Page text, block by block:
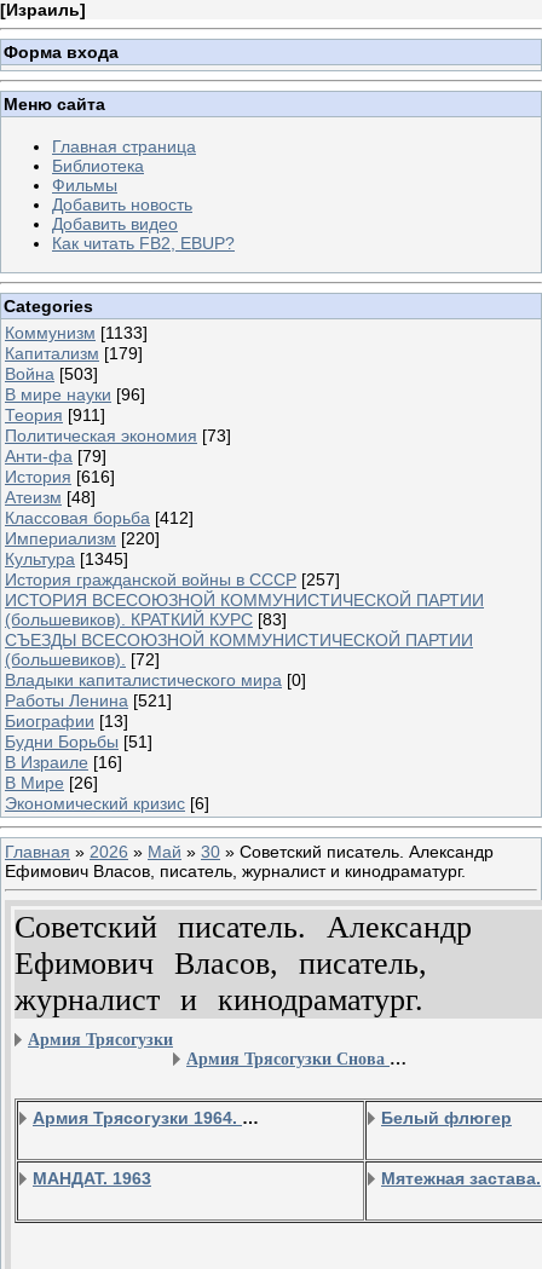
[Израиль]
Форма входа
Меню сайта
Главная страница
Библиотека
Фильмы
Добавить новость
Добавить видео
Как читать FB2, EBUP?
Categories
Коммунизм [1133]
Капитализм [179]
Война [503]
В мире науки [96]
Теория [911]
Политическая экономия [73]
Анти-фа [79]
История [616]
Атеизм [48]
Классовая борьба [412]
Империализм [220]
Культура [1345]
История гражданской войны в СССР [257]
ИСТОРИЯ ВСЕСОЮЗНОЙ КОММУНИСТИЧЕСКОЙ ПАРТИИ
(большевиков). КРАТКИЙ КУРС [83]
СЪЕЗДЫ ВСЕСОЮЗНОЙ КОММУНИСТИЧЕСКОЙ ПАРТИИ
(большевиков).
[72]
Владыки капиталистического мира [0]
Работы Ленина [521]
Биографии [13]
Будни Борьбы [51]
В Израиле [16]
В Мире [26]
Экономический кризис [6]
Главная » 2026 » Май » 30 » Советский писатель. Александр
Ефимович Власов, писатель, журналист и кинодраматург.
Советский писатель. Александр
Ефимович Власов, писатель,
журналист и кинодраматург.
Армия Трясогузки
Армия Трясогузки Снова в Бою
Армия Трясогузки 1964. Снова в бою 1967 Белый флюгер
МАНДАТ. 1963 Мятежная застава.